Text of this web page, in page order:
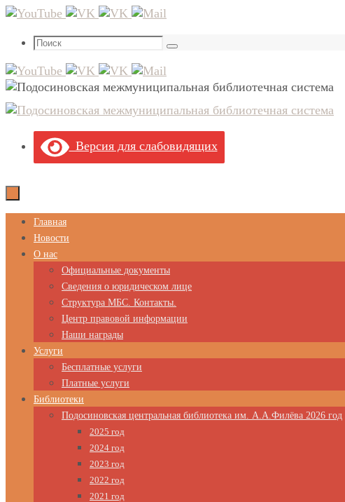
Перейти
содержимому
Что
Поиск
Версия для слабовидящих
Перейти
содержимому
Главная
Новости
О нас
Официальные документы
Сведения о юридическом лице
Структура МБС. Контакты.
Центр правовой информации
Наши награды
Услуги
Бесплатные услуги
Платные услуги
Библиотеки
Подосиновская центральная библиотека им. А.А.Филёва 2026 год
2025 год
2024 год
2023 год
2022 год
2021 год